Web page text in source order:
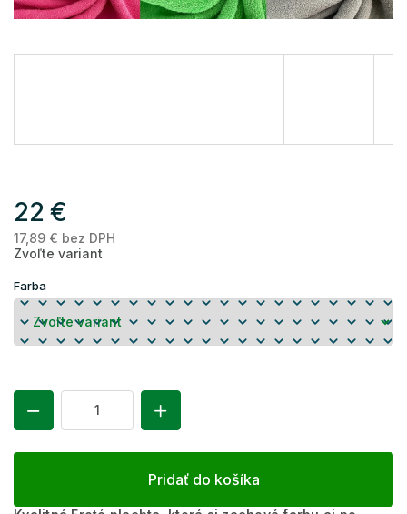
22 €
17,89 € bez DPH
Zvoľte variant
Farba
Pridať do košíka